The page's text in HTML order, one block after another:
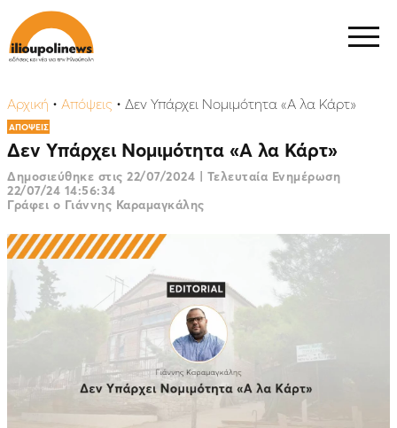
Αρχική • Απόψεις • Δεν Υπάρχει Νομιμότητα «A λα Κάρτ»
ΑΠΟΨΕΙΣ
Δεν Υπάρχει Νομιμότητα «A λα Κάρτ»
Δημοσιεύθηκε στις 22/07/2024 | Τελευταία Ενημέρωση
22/07/24 14:56:34
Γράφει ο Γιάννης Καραμαγκάλης